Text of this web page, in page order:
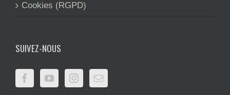
Cookies (RGPD)
SUIVEZ-NOUS